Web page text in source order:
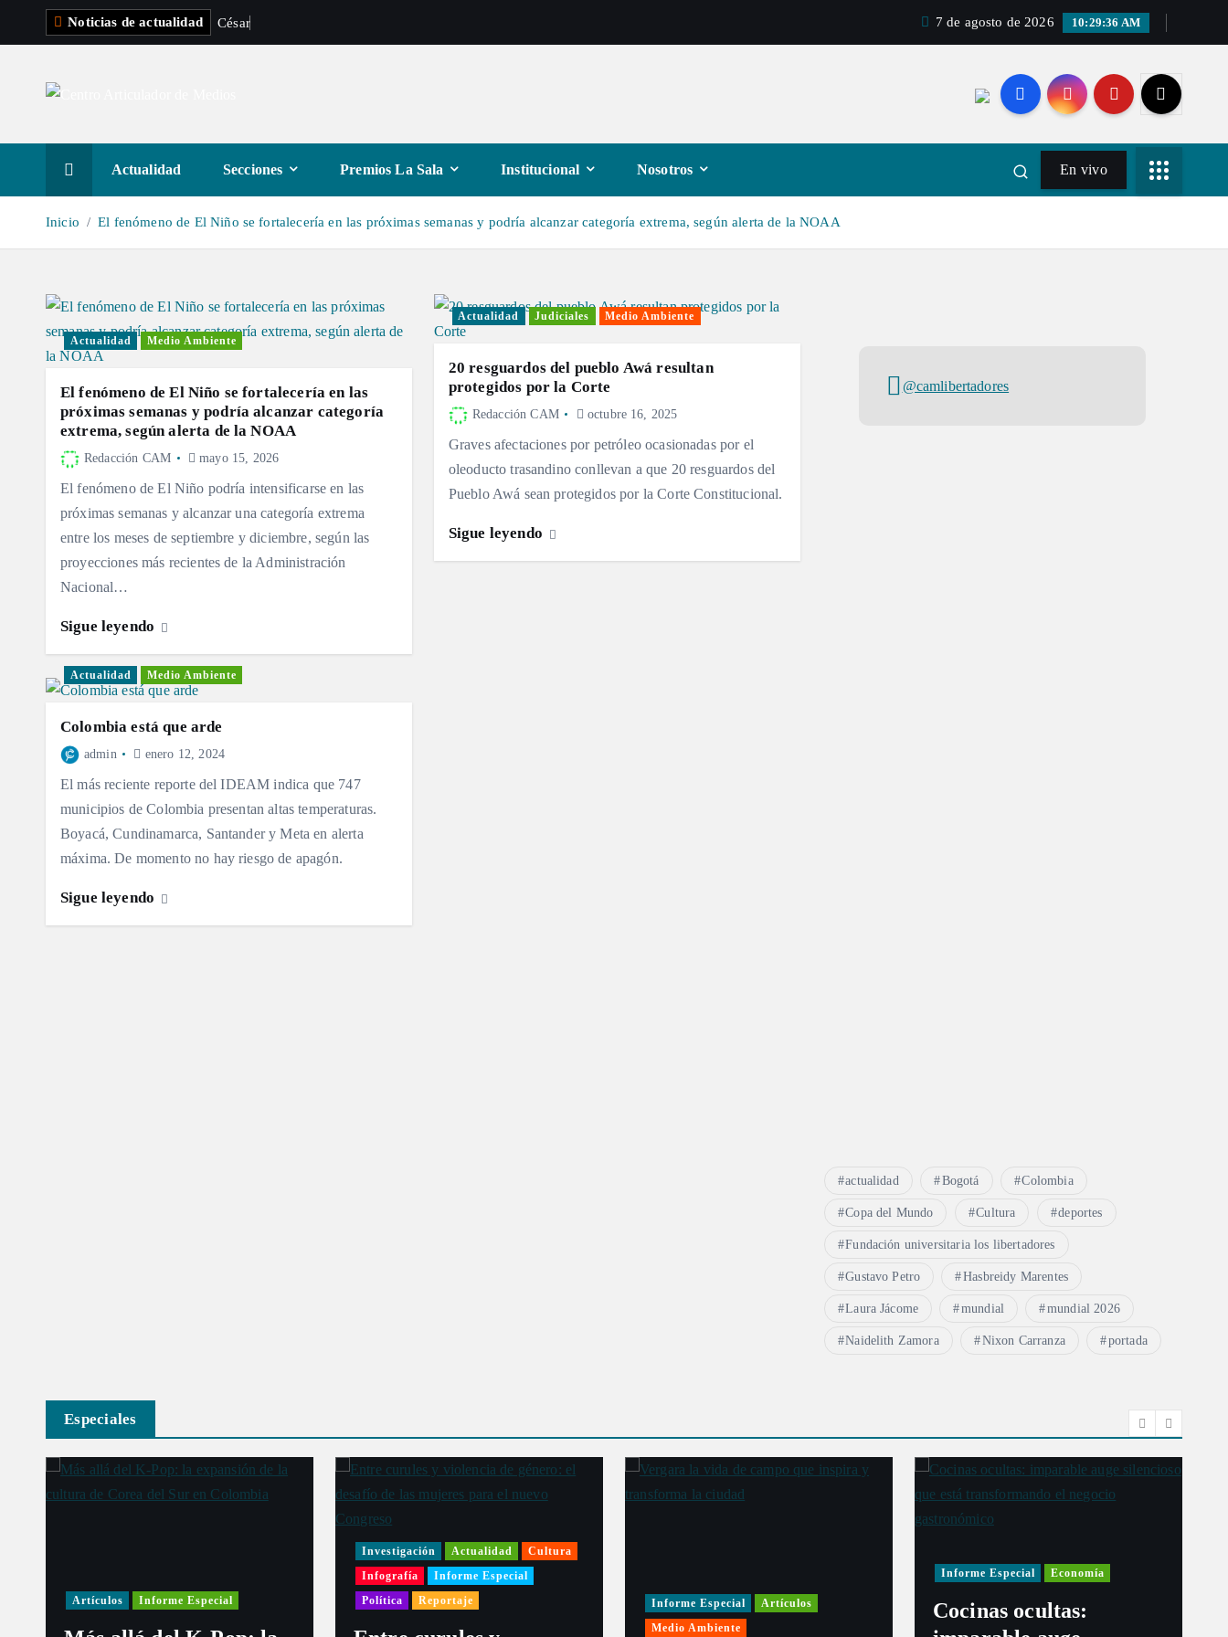
Noticias de actualidad César 7 de agosto de 2026 10:29:36 AM
Actualidad Secciones Premios La Sala Institucional Nosotros En vivo
Inicio El fenómeno de El Niño se fortalecería en las próximas semanas y podría alcanzar categoría extrema, según alerta de la NOAA
Actualidad Medio Ambiente
El fenómeno de El Niño se fortalecería en las
próximas semanas y podría alcanzar categoría
extrema, según alerta de la NOAA
Redacción CAM mayo 15, 2026
El fenómeno de El Niño podría intensificarse en las
próximas semanas y alcanzar una categoría extrema
entre los meses de septiembre y diciembre, según las
proyecciones más recientes de la Administración
Nacional…
Sigue leyendo
Actualidad Judiciales Medio Ambiente
20 resguardos del pueblo Awá resultan
protegidos por la Corte
Redacción CAM octubre 16, 2025
Graves afectaciones por petróleo ocasionadas por el
oleoducto trasandino conllevan a que 20 resguardos del
Pueblo Awá sean protegidos por la Corte Constitucional.
Sigue leyendo
Actualidad Medio Ambiente
Colombia está que arde
admin enero 12, 2024
El más reciente reporte del IDEAM indica que 747
municipios de Colombia presentan altas temperaturas.
Boyacá, Cundinamarca, Santander y Meta en alerta
máxima. De momento no hay riesgo de apagón.
Sigue leyendo
@camlibertadores
actualidad Bogotá Colombia
Copa del Mundo Cultura deportes
Fundación universitaria los libertadores
Gustavo Petro Hasbreidy Marentes
Laura Jácome mundial mundial 2026
Naidelith Zamora Nixon Carranza portada
Especiales
Artículos Informe Especial
Investigación Actualidad
Cultura
Infografía
Informe Especial
Política
Reportaje Informe Especial
Artículos
Medio Ambiente
Informe Especial Economía
Cocinas ocultas: